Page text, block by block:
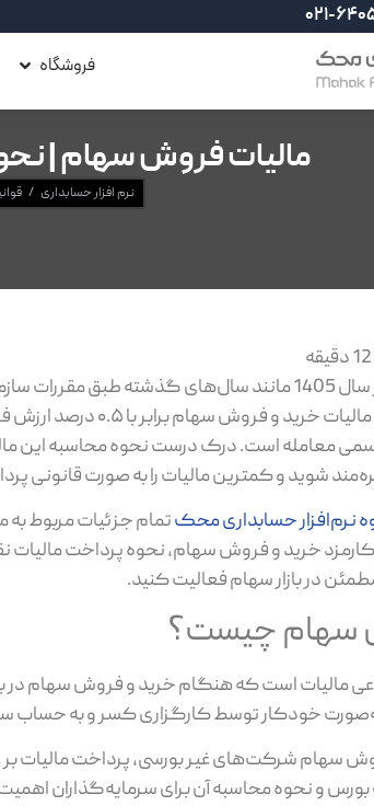
021-
فروشگاه
مالیات فروش سهام |
نرم افزار حسابداری /
12دقیقه
مالیات فروش سهام در سال 1405 مانند سال‌های
شما دارد. در بازار
ارزش اسمی معامله است. درک درست نحوه محاسبه
شوید و کمترین مالیات را به صورت قانونی
نرم‌افزار حسابداری محکتمام جزئیات مربوط به
خرید و فروش سهام، نحوه پرداخت مالیات
در بازار سهام فعالیت کنید.
سهام چیست؟
مالیات است که هنگام خرید و فروش سهام در
خودکار توسط کارگزاری کسر و به حساب
سهام شرکت‌های غیر بورسی، پرداخت مالیات
بورس و نحوه محاسبه آن برای سرمایه‌گذاران